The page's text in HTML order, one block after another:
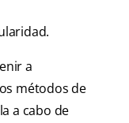
a
métodos de
a cabo de